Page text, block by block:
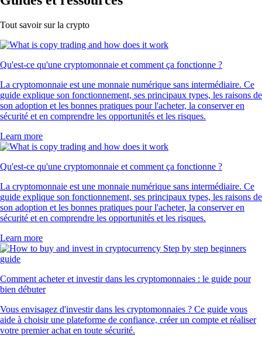
Tout savoir sur la crypto
Qu'est-ce qu'une cryptomonnaie et comment ça fonctionne ?
La cryptomonnaie est une monnaie numérique sans intermédiaire. Ce
guide explique son fonctionnement, ses principaux types, les raisons de
son adoption et les bonnes pratiques pour l'acheter, la conserver en
sécurité et en comprendre les opportunités et les risques.
Learn more
Qu'est-ce qu'une cryptomonnaie et comment ça fonctionne ?
La cryptomonnaie est une monnaie numérique sans intermédiaire. Ce
guide explique son fonctionnement, ses principaux types, les raisons de
son adoption et les bonnes pratiques pour l'acheter, la conserver en
sécurité et en comprendre les opportunités et les risques.
Learn more
Comment acheter et investir dans les cryptomonnaies : le guide pour
bien débuter
Vous envisagez d'investir dans les cryptomonnaies ? Ce guide vous
aide à choisir une plateforme de confiance, créer un compte et réaliser
votre premier achat en toute sécurité.